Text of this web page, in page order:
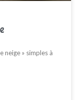
neige » simples à